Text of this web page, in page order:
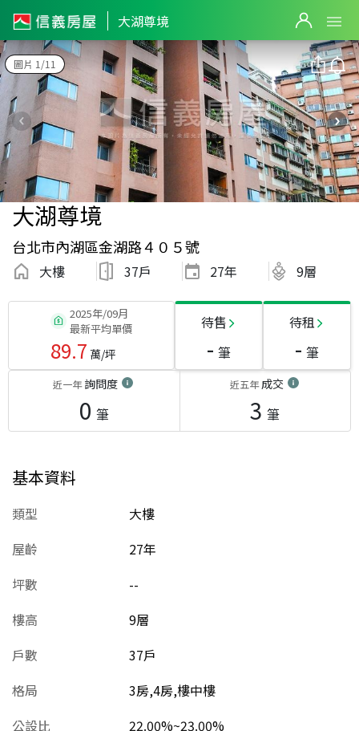
大湖尊境
圖片 1/11
大湖尊境
台北市內湖區金湖路４０５號
大樓 37戶 27年 9層
2025年/09月
最新平均單價
89.7 萬/坪
待售
- 筆
待租
- 筆
近一年詢問度
0 筆
近五年成交
3 筆
基本資料
類型
大樓
屋齡
27年
坪數
--
樓高
9層
戶數
37戶
格局
3房,4房,樓中樓
公設比
22.00%~23.00%